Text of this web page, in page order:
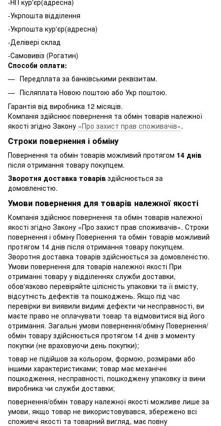
-Укрпошта відділення
-Укрпошта кур'єр(адресна)
-Делівері склад
-Самовивіз (Рогатин)
Способи оплати:
Передплата за банківськими реквізитам.
Післяплата Новою поштою або Укр поштою.
Гарантія від виробника 12 місяців.
Компанія здійснює повернення та обмін товарів належної
якості згідно Закону «Про захист прав споживачів».
Строки повернення і обміну
Повернення та обмін товарів можливий протягом 14 днів
після отримання товару покупцем.
Зворотня доставка товарів здійснюється за
домовленістю.
Умови повернення для товарів належної якості
Компанія здійснює повернення та обмін товарів належної
якості згідно Закону «Про захист прав споживачів». Строки
повернення і обміну Повернення та обмін товарів можливий
протягом 14 днів після отримання товару покупцем.
Зворотня доставка товарів здійснюється за домовленістю.
Умови повернення для товарів належної якості При
отриманні товару у відділеннях служби доставки,
обов'язково перевіряйте цілісність упаковки та її вмісту,
відсутність дефектів та пошкоджень. Якщо під час
перевірки ви виявили видимі дефекти чи несправності, ви
маєте право не оплачувати товар та відмовитися від його
отримання. Загальні умови повернення/обміну Повернення/
обмін товару здійснюється протягом 14 днів з моменту
покупки (не враховуючи день покупки);
товар не підійшов за кольором, формою, розмірами або
іншими характеристиками; товар має механічні
пошкодження, несправності, пошкоджену упаковку із вини
виробника чи служби доставки;
повернення/обмін товару належної якості можливе лише за
умови, якщо товар не використовувався, збережено всі
споживчі якості та товарний вигляд, має повну